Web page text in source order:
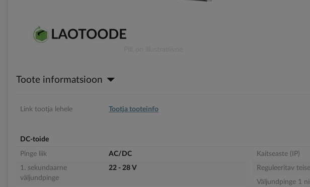
beginning
images
Toote informatsioon
Link tootja lehele Tootja tooteinfo
DC-toide
Pinge liik
AC/DC
1. sekundaarne
väljundpinge
22 - 28 V
Kaitseaste (IP)
Reguleeritav
Väljundpinge 1